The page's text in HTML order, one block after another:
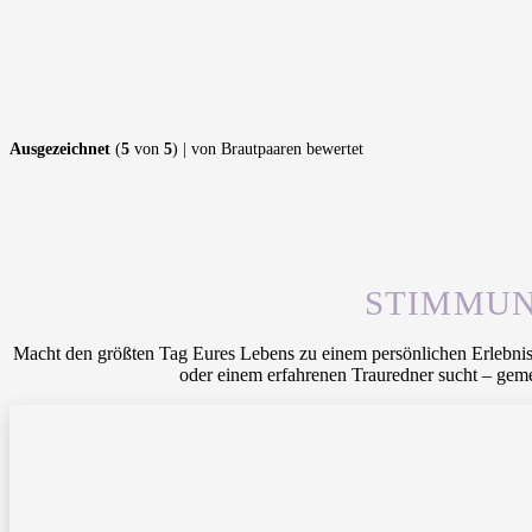
Ausgezeichnet (5 von 5) | von Brautpaaren bewertet
Macht den größten Tag Eures Lebens zu einem persönlichen
oder einem erfahrenen Trauredner sucht –